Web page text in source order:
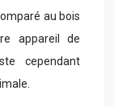
au bois
appareil de
cependant